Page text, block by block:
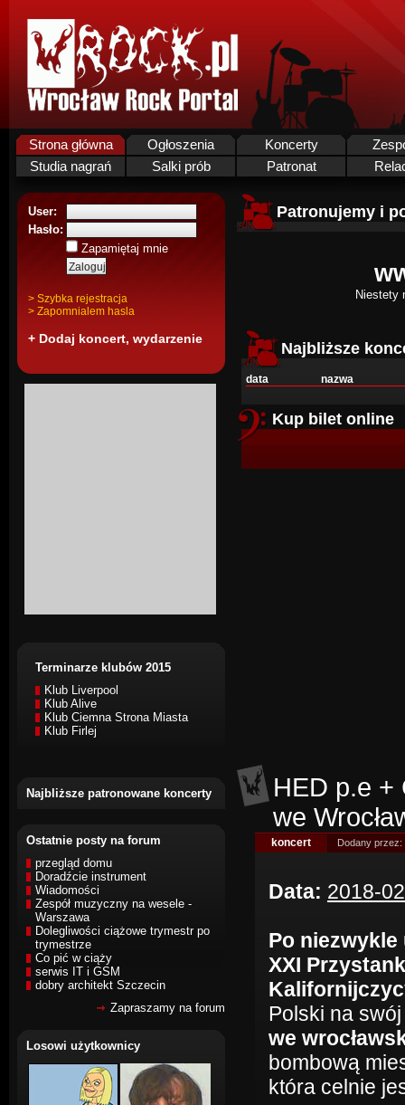
Strona główna Ogłoszenia Koncerty
Studia nagrań
Salki prób Patronat
User:
Hasło:
Zapamiętaj mnie
> Szybka rejestracja
> Zapomnialem hasla
+ Dodaj koncert, wydarzenie
Terminarze klubów 2015
Klub Liverpool
Klub Alive
Klub Ciemna Strona Miasta
Klub Firlej
Najbliższe patronowane koncerty
Ostatnie posty na forum
przegląd domu
Doradźcie instrument
Wiadomości
Zespół muzyczny na wesele -
Warszawa
Dolegliwości ciążowe trymestr po
trymestrze
Co pić w ciąży
serwis IT i GSM
dobry architekt Szczecin
Zapraszamy na forum
Losowi użytkownicy
Patronujemy i
Niestety
Najbliższe
data nazwa
Kup bilet online
HED p.e +
we
koncert Dodany przez:
Data: 2018-
Po
XXI
Polski na
we
bombową
która celnie